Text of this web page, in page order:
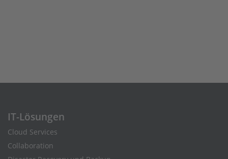
IT-Lösungen
Cloud Services
Collaboration